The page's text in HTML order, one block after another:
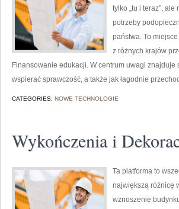
tylko „tu i teraz”,
potrzeby
państwa. To
z różnych krajów
Finansowanie edukacji. W centrum uwagi
wspierać sprawczość, a także jak łagodnie
CATEGORIES: NOWE TECHNOLOGIE
Wykończenia i
Ta platforma to
największą różnicę
wznoszenie